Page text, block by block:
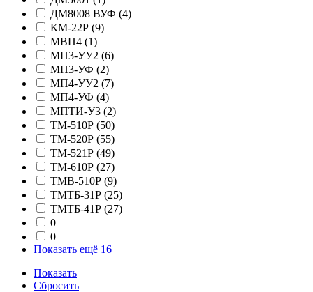
ДМ8008 ВУФ (4)
КМ-22Р (9)
МВП4 (1)
МП3-УУ2 (6)
МП3-УФ (2)
МП4-УУ2 (7)
МП4-УФ (4)
МПТИ-У3 (2)
ТМ-510Р (50)
ТМ-520Р (55)
ТМ-521Р (49)
ТМ-610Р (27)
ТМВ-510Р (9)
ТМТБ-31Р (25)
ТМТБ-41Р (27)
0
0
Показать ещё 16
Показать
Сбросить